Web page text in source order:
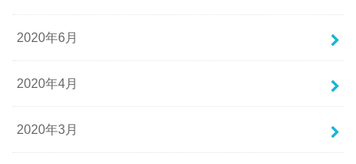
2020年6月
2020年4月
2020年3月